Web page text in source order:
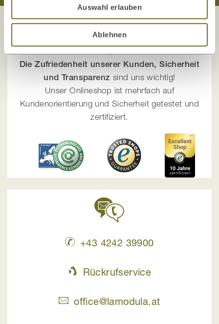
Auswahl erlauben
Ablehnen
Ihre Sicherheit liegt uns am Herzen!
Die Zufriedenheit unserer Kunden, Sicherheit
und Transparenz sind uns wichtig!
Unser Onlineshop ist mehrfach auf
Kundenorientierung und Sicherheit getestet und
zertifiziert.
+43 4242 39900
Rückrufservice
office@lamodula.at